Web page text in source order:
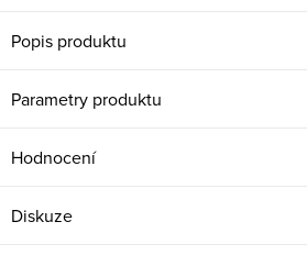
Popis produktu
Parametry produktu
Hodnocení
Diskuze